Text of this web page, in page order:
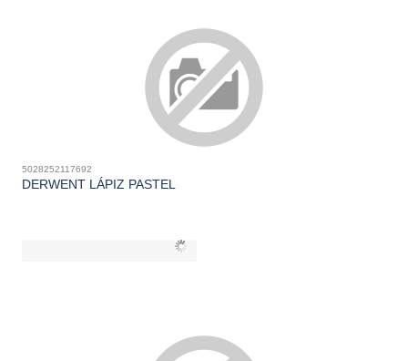
5028252117692
DERWENT LÁPIZ PASTEL